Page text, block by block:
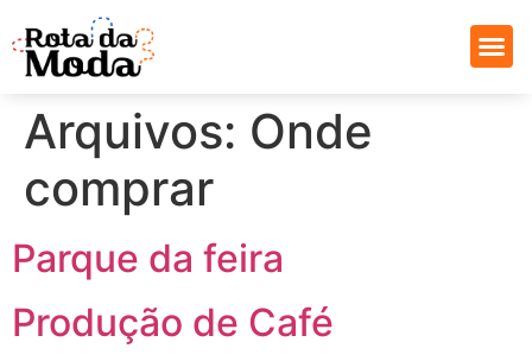
Arquivos: Onde
comprar
Parque da feira
Produção de Café